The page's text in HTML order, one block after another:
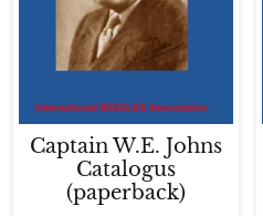
Captain W.E. Johns
Catalogus
(paperback)